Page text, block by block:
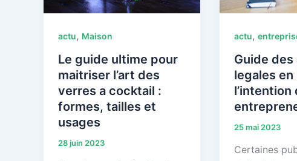
actu, Maison
Le guide ultime pour
maitriser l’art des
verres a cocktail :
formes, tailles et
usages
28 juin 2023
actu,
Guide
legales en
l’intention
25 mai 2023
Certaines